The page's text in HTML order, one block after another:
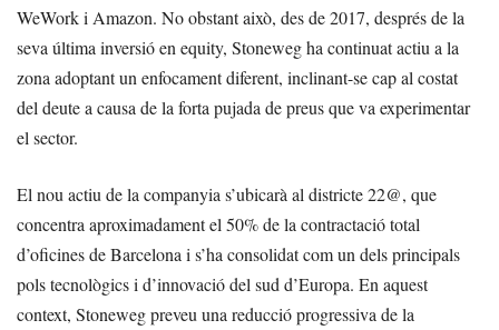
WeWork i Amazon. No obstant això, des de 2017, després de la
seva última inversió en equity, Stoneweg ha continuat actiu a la
zona adoptant un enfocament diferent, inclinant-se cap al costat
del deute a causa de la forta pujada de preus que va experimentar
el sector.
El nou actiu de la companyia s’ubicarà al districte 22@, que
concentra aproximadament el 50% de la contractació total
d’oficines de Barcelona i s’ha consolidat com un dels principals
pols tecnològics i d’innovació del sud d’Europa. En aquest
context, Stoneweg preveu una reducció progressiva de la